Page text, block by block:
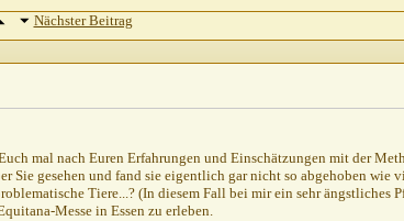
Nächster Beitrag
mal nach Euren Erfahrungen und Einschätzungen mit der
Sie gesehen und fand sie eigentlich gar nicht so abgehoben wie
Tiere...? (In diesem Fall bei mir ein sehr ängstliches
Messe in Essen zu erleben.